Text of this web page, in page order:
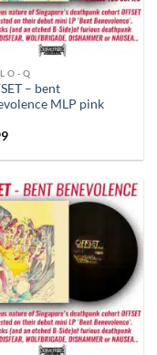
O - Q
– bent
MLP pink